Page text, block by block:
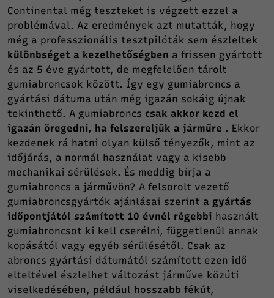
Continental még teszteket is végzett ezzel a
problémával. Az eredmények azt mutatták, hogy
még a professzionális tesztpilóták sem észleltek
különbséget a kezelhetőségben a frissen gyártott
és az 5 éve gyártott, de megfelelően tárolt
gumiabroncsok között. Így egy gumiabroncs a
gyártási dátuma után még igazán sokáig újnak
tekinthető. A gumiabroncs csak akkor kezd el
igazán öregedni, ha felszereljük a járműre . Ekkor
kezdenek rá hatni olyan külső tényezők, mint az
időjárás, a normál használat vagy a kisebb
mechanikai sérülések. És meddig bírja a
gumiabroncs a járművön? A felsorolt vezető
gumiabroncsgyártók ajánlásai szerint a gyártás
időpontjától számított 10 évnél régebbi használt
gumiabroncsot ki kell cserélni, függetlenül annak
kopásától vagy egyéb sérülésétől. Csak az
abroncs gyártási dátumától számított ezen idő
elteltével észlelhet változást járműve közúti
viselkedésében, például hosszabb fékút,